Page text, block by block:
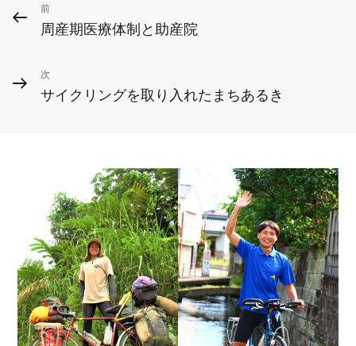
投
稿
ナ
ビ
ン
前
の
稿
前
周産期医療体制と助産院
次
の
次
サイクリングを取り入れたまちあるき